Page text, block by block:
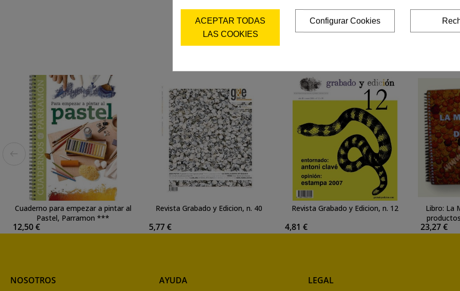
También te puede interesar
Cuaderno para empezar a pintar al
Pastel, Parramon ***
12,50 €
Revista Grabado y Edicion, n. 40
5,77 €
Revista Grabado y Edicion, n. 12
4,81 €
Libro: La
23,27 €
NOSOTROS AYUDA LEGAL
ACEPTAR TODAS
LAS COOKIES
Configurar Cookies